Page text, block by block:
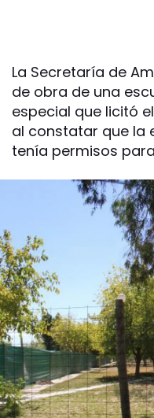
La Secretaría de
de obra de una
especial que licitó
al constatar que la
tenía permisos